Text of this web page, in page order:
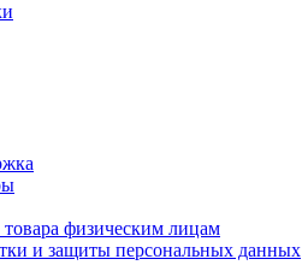
физическим лицам
и защиты персональных данных